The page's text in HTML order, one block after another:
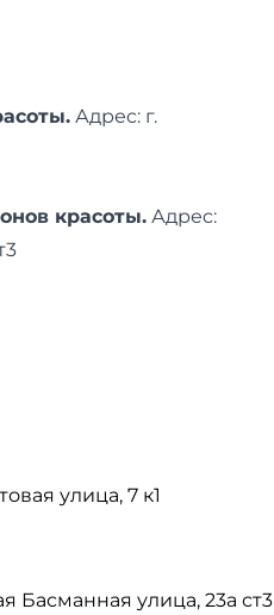
Адреc: г.
красоты. Адреc:
улица, 7 к1
Басманная улица, 23а ст3